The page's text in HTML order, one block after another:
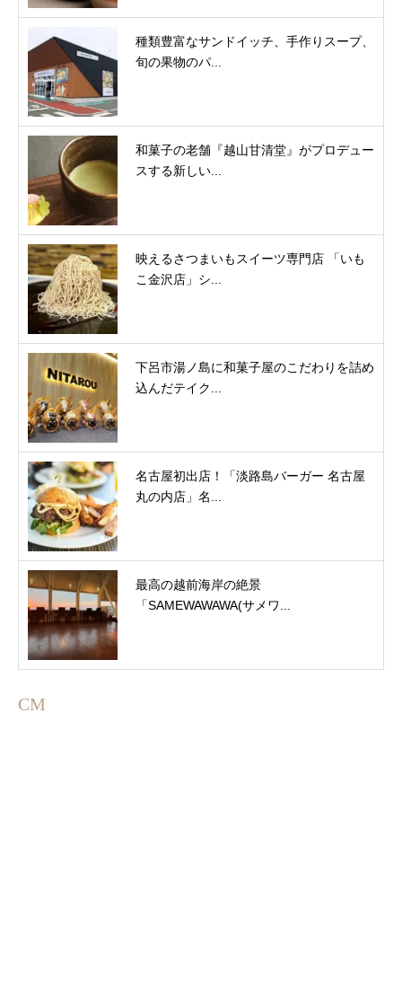
種類豊富なサンドイッチ、手作りスープ、
旬の果物のパ...
和菓子の老舗『越山甘清堂』がプロデュー
スする新しい...
映えるさつまいもスイーツ専門店 「いも
こ金沢店」シ...
下呂市湯ノ島に和菓子屋のこだわりを詰め
込んだテイク...
名古屋初出店！「淡路島バーガー 名古屋
丸の内店」名...
最高の越前海岸の絶景
「SAMEWAWAWA(サメワ...
CM